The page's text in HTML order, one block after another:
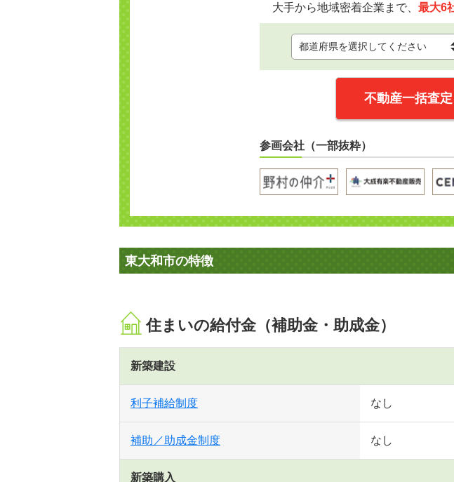
大手から地域密着企業まで、 最大6
不動産一括査定
参画会社（一部抜粋）
東大和市の特徴
住まいの給付金（補助金・助成金）
新築建設
利子補給制度 なし
補助／助成金制度 なし
新築購入